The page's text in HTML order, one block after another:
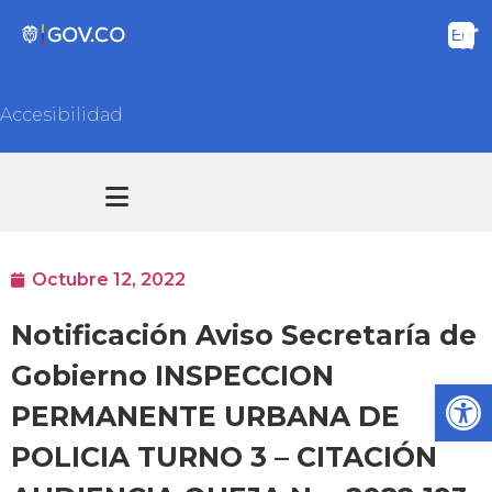
Accesibilidad
Octubre 12, 2022
Notificación Aviso Secretaría de
Gobierno INSPECCION
PERMANENTE URBANA DE
POLICIA TURNO 3 – CITACIÓN